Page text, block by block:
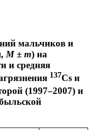
мальчиков и
M ± m) на
и средняя
137Сs и
(1997–2007) и